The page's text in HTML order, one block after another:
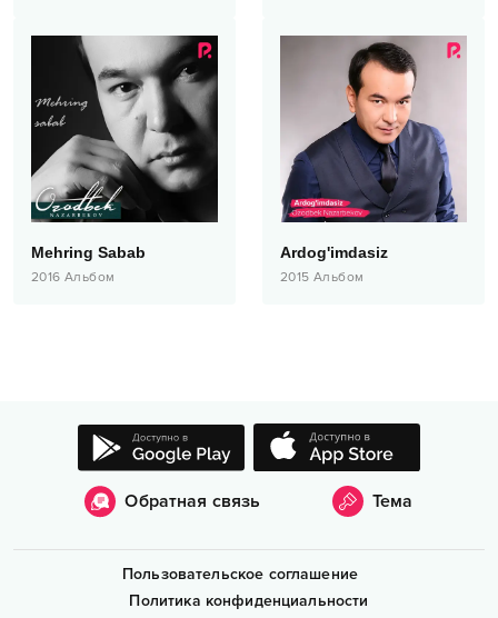
Mehring Sabab
2016 Альбом
Ardog'imdasiz
2015 Альбом
Обратная связь Тема
Пользовательское соглашение
Политика конфиденциальности